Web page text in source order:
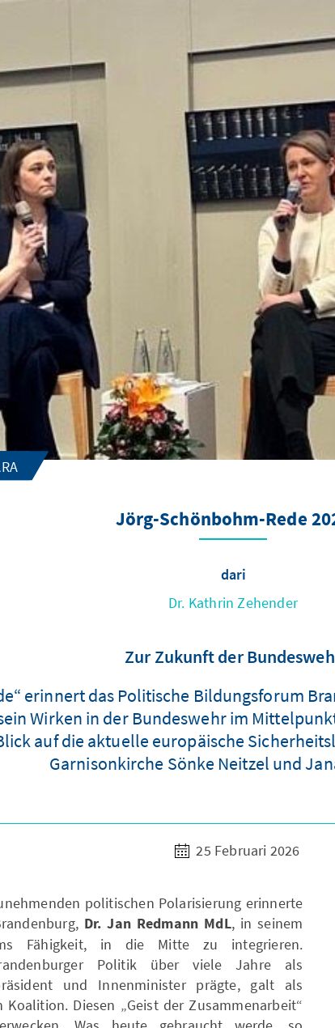
Jörg-Schönbohm-Rede
dari
Dr. Kathrin Zehender
Zur Zukunft der
erinnert das Politische Bildungsforum
Wirken in der Bundeswehr im
auf die aktuelle europäische
Garnisonkirche Sönke Neitzel und
25 Februari 2026
politischen Polarisierung erinnerte
Dr. Jan Redmann MdL, in seinem
Fähigkeit, in die Mitte zu integrieren.
Politik über viele Jahre als
und Innenminister prägte, galt als
Koalition. Diesen „Geist der Zusammenarbeit“